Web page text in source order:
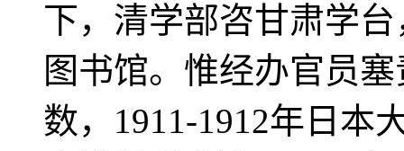
下，清学部咨甘肃学
图书馆。惟经办官员
数，1911-1912年日本